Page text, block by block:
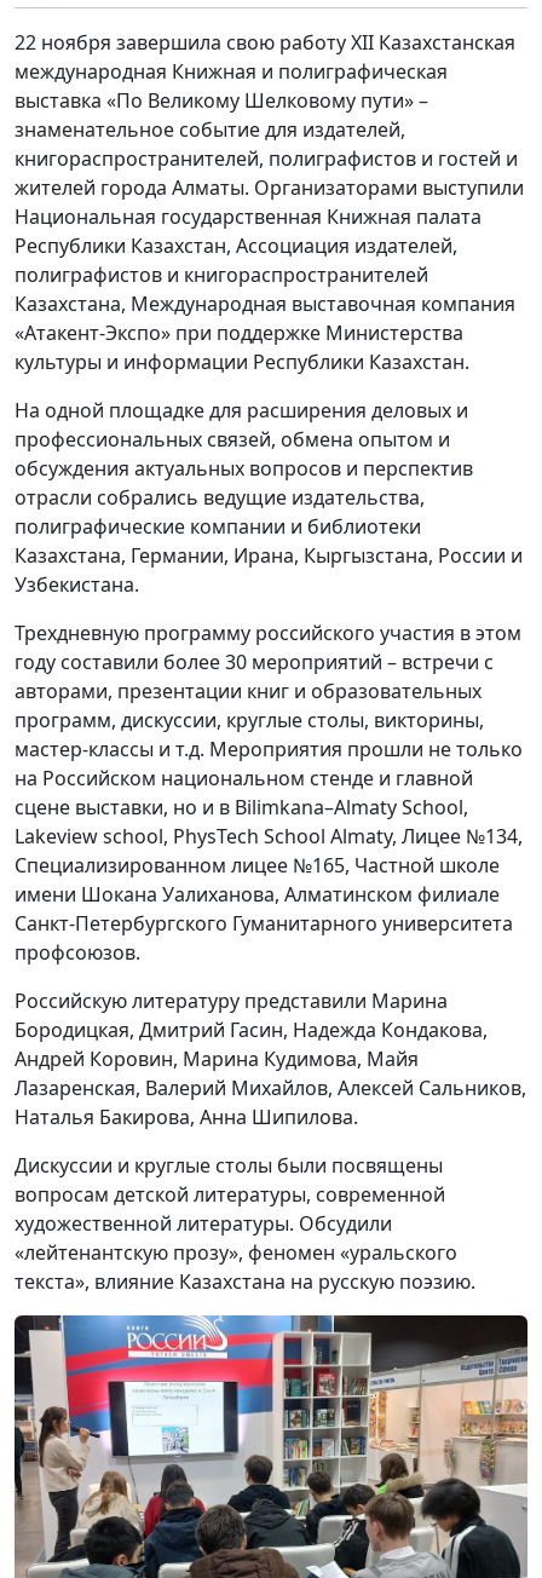
22 ноября завершила свою работу XII Казахстанская
международная Книжная и полиграфическая
выставка «По Великому Шелковому пути» –
знаменательное событие для издателей,
книгораспространителей, полиграфистов и гостей и
жителей города Алматы. Организаторами выступили
Национальная государственная Книжная палата
Республики Казахстан, Ассоциация издателей,
полиграфистов и книгораспространителей
Казахстана, Международная выставочная компания
«Атакент-Экспо» при поддержке Министерства
культуры и информации Республики Казахстан.
На одной площадке для расширения деловых и
профессиональных связей, обмена опытом и
обсуждения актуальных вопросов и перспектив
отрасли собрались ведущие издательства,
полиграфические компании и библиотеки
Казахстана, Германии, Ирана, Кыргызстана, России и
Узбекистана.
Трехдневную программу российского участия в этом
году составили более 30 мероприятий – встречи с
авторами, презентации книг и образовательных
программ, дискуссии, круглые столы, викторины,
мастер-классы и т.д. Мероприятия прошли не только
на Российском национальном стенде и главной
сцене выставки, но и в Bilimkana–Almaty School,
Lakeview school, PhysTech School Almaty, Лицее №134,
Специализированном лицее №165, Частной школе
имени Шокана Уалиханова, Алматинском филиале
Санкт-Петербургского Гуманитарного университета
профсоюзов.
Российскую литературу представили Марина
Бородицкая, Дмитрий Гасин, Надежда Кондакова,
Андрей Коровин, Марина Кудимова, Майя
Лазаренская, Валерий Михайлов, Алексей Сальников,
Наталья Бакирова, Анна Шипилова.
Дискуссии и круглые столы были посвящены
вопросам детской литературы, современной
художественной литературы. Обсудили
«лейтенантскую прозу», феномен «уральского
текста», влияние Казахстана на русскую поэзию.